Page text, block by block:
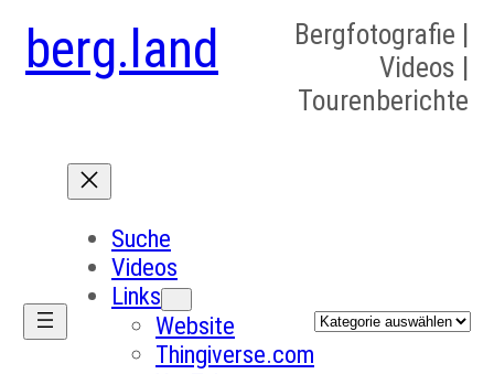
berg.land
Bergfotografie |
Videos |
Tourenberichte
Suche
Videos
Links
Website
Thingiverse.com
Kategorien